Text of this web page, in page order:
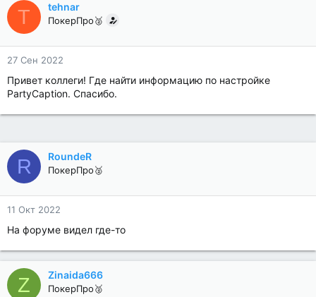
T tehnar
ПокерПро🥈
27 Сен 2022
Привет коллеги! Где найти информацию по настройке
PartyCaption. Спасибо.
R RoundeR
ПокерПро🥈
11 Окт 2022
На форуме видел где-то
Z Zinaida666
ПокерПро🥈